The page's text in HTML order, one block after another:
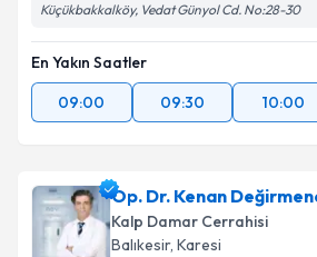
Küçükbakkalköy, Vedat Günyol Cd. No:28-30
En Yakın Saatler
09:00
09:30 10:00
Op. Dr. Kenan
Kalp Damar Cerrahisi
Balıkesir, Karesi